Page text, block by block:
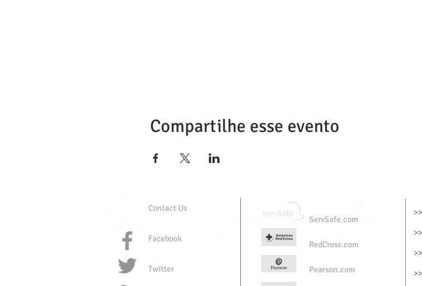
Compartilhe esse evento
Contact Us
Facebook
Twitter
ServSafe.com
RedCross.com
Pearson.com